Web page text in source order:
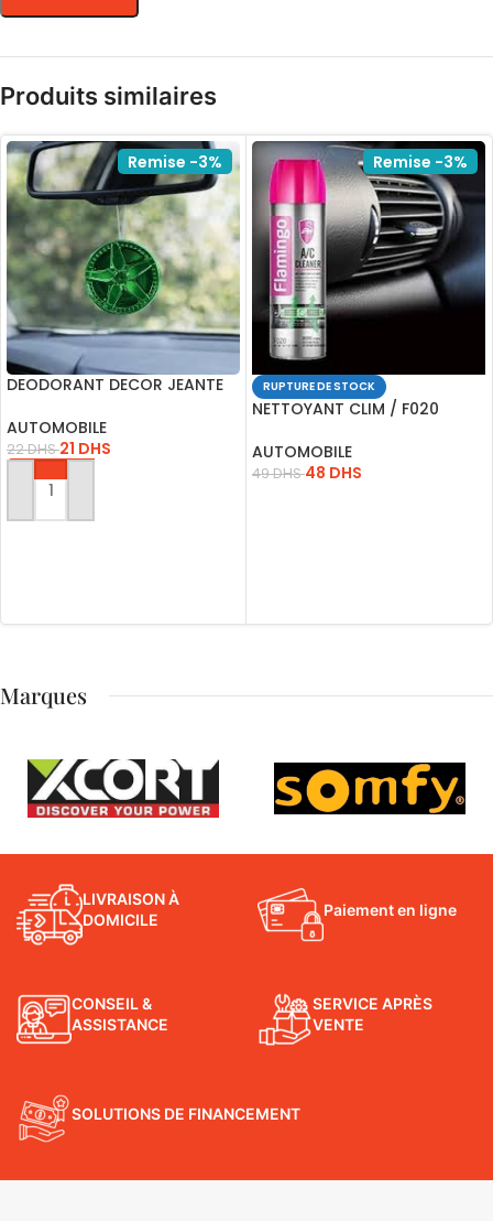
Produits similaires
Remise -3%
DEODORANT DECOR JEANTE
AUTOMOBILE
22DHS 21 DHS
AJOUTER AU PANIER
Remise -3%
RUPTURE DE STOCK
NETTOYANT CLIM / F020
AUTOMOBILE
49DHS 48 DHS
Marques
LIVRAISON À
DOMICILE
Paiement en ligne
CONSEIL &
ASSISTANCE
SERVICE APRÈS
VENTE
SOLUTIONS DE FINANCEMENT